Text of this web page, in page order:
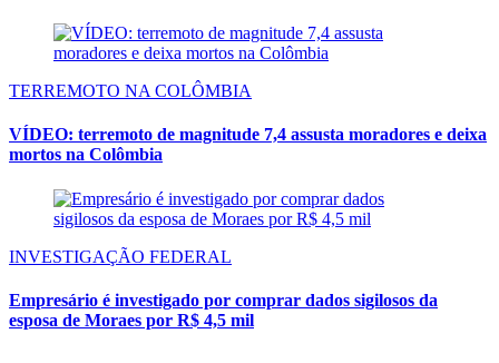
TERREMOTO NA COLÔMBIA
VÍDEO: terremoto de magnitude 7,4 assusta moradores e deixa
mortos na Colômbia
INVESTIGAÇÃO FEDERAL
Empresário é investigado por comprar dados sigilosos da
esposa de Moraes por R$ 4,5 mil